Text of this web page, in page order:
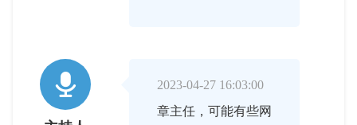

2023-04-27 16:03:00
章主任，可能有些网